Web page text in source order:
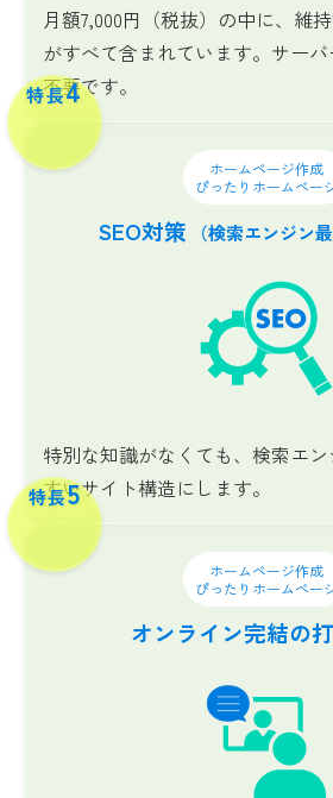
月額7,000円（税抜）の中に、維
がすべて含まれています。サー
不要です。
ホームページ作成
ぴったりホームペー
特長4
SEO対策 （検索エンジン最
特別な知識がなくても、検索エ
すいサイト構造にします。
ホームページ作成
ぴったりホームペー
特長5
オンライン完結の